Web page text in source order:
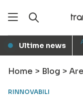
● Ultime news
Home > Blog >
RINNOVABILI